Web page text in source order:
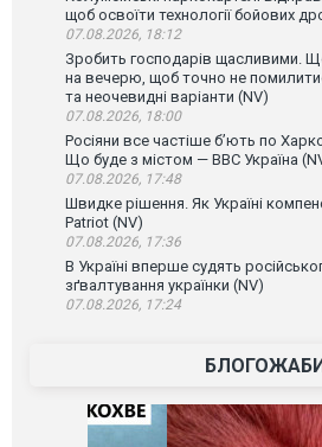
щоб освоїти технології бойових
07.08.2026, 18:12
Зробить господарів щасливими.
на вечерю, щоб точно не
та неочевидні варіанти (NV)
07.08.2026, 18:00
Росіяни все частіше бʼють по
Що буде з містом — ВВС Україна
07.08.2026, 17:48
Швидке рішення. Як Україні
Patriot (NV)
07.08.2026, 17:36
В Україні вперше судять
зґвалтування українки (NV)
07.08.2026, 17:24